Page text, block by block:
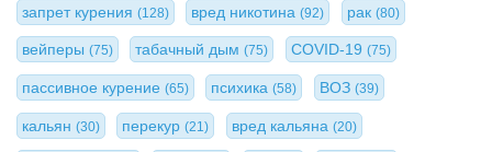
запрет курения (128) вред никотина(92) рак (80)
вейперы (75) табачный дым(75) COVID-19 (75)
пассивное курение (65) психика(58) ВОЗ (39)
кальян (30) перекур(21) вред кальяна (20)